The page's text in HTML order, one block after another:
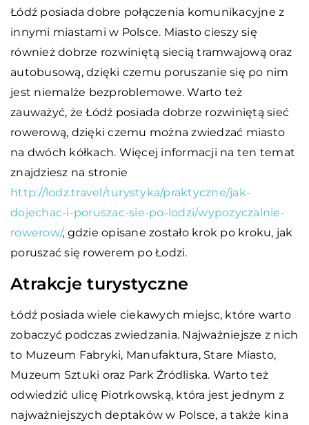
Łódź posiada dobre połączenia komunikacyjne z
innymi miastami w Polsce. Miasto cieszy się
również dobrze rozwiniętą siecią tramwajową oraz
autobusową, dzięki czemu poruszanie się po nim
jest niemalże bezproblemowe. Warto też
zauważyć, że Łódź posiada dobrze rozwiniętą sieć
rowerową, dzięki czemu można zwiedzać miasto
na dwóch kółkach. Więcej informacji na ten temat
znajdziesz na stronie
http://lodz.travel/turystyka/praktyczne/jak-
dojechac-i-poruszac-sie-po-lodzi/wypozyczalnie-
rowerow/, gdzie opisane zostało krok po kroku, jak
poruszać się rowerem po Łodzi.
Atrakcje turystyczne
Łódź posiada wiele ciekawych miejsc, które warto
zobaczyć podczas zwiedzania. Najważniejsze z nich
to Muzeum Fabryki, Manufaktura, Stare Miasto,
Muzeum Sztuki oraz Park Źródliska. Warto też
odwiedzić ulicę Piotrkowską, która jest jednym z
najważniejszych deptaków w Polsce, a także kina